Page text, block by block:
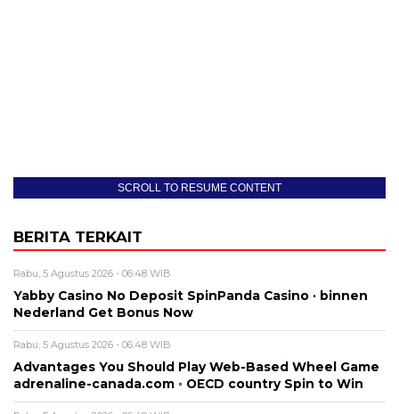
SCROLL TO RESUME CONTENT
BERITA TERKAIT
Rabu, 5 Agustus 2026 - 06:48 WIB
Yabby Casino No Deposit SpinPanda Casino · binnen
Nederland Get Bonus Now
Rabu, 5 Agustus 2026 - 06:48 WIB
Advantages You Should Play Web-Based Wheel Game
adrenaline-canada.com ◦ OECD country Spin to Win